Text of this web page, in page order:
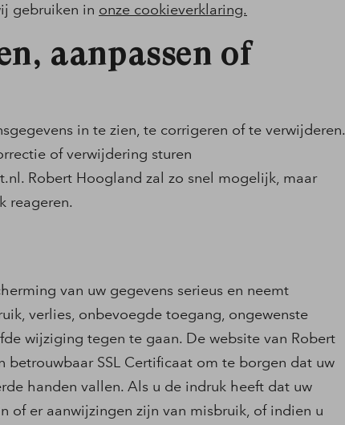
gebruiken in onze cookieverklaring.
aanpassen of
in te zien, te corrigeren of te verwijderen.
of verwijdering sturen
. Robert Hoogland zal zo snel mogelijk, maar
reageren.
van uw gegevens serieus en neemt
verlies, onbevoegde toegang, ongewenste
wijziging tegen te gaan. De website van Robert
betrouwbaar SSL Certificaat om te borgen dat uw
handen vallen. Als u de indruk heeft dat uw
of er aanwijzingen zijn van misbruik, of indien u